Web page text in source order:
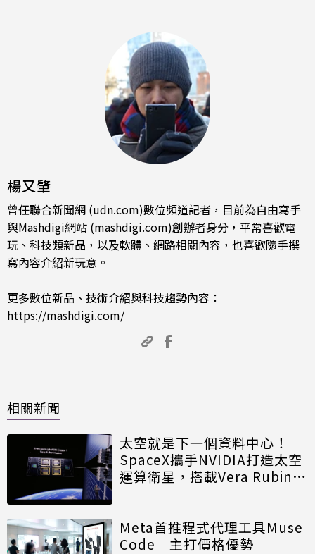
楊又肇
曾任聯合新聞網 (udn.com)數位頻道記者，目前為自由寫手
與Mashdigi網站 (mashdigi.com)創辦者身分，平常喜歡電
玩、科技類新品，以及軟體、網路相關內容，也喜歡隨手撰
寫內容介紹新玩意。
更多數位新品、技術介紹與科技趨勢內容：
https://mashdigi.com/
相關新聞
太空就是下一個資料中心！
SpaceX攜手NVIDIA打造太空
運算衛星，搭載Vera Rubin運
Meta首推程式代理工具Muse
Code 主打價格優勢